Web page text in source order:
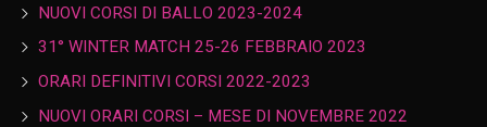
NUOVI CORSI DI BALLO 2023-2024
31° WINTER MATCH 25-26 FEBBRAIO 2023
ORARI DEFINITIVI CORSI 2022-2023
NUOVI ORARI CORSI – MESE DI NOVEMBRE 2022